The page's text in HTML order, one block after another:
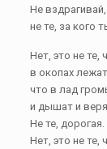
Не
не те, за кого
Нет, это не
в окопах
что в лад
и дышат и
Не те, дорогая.
Нет, это не те,